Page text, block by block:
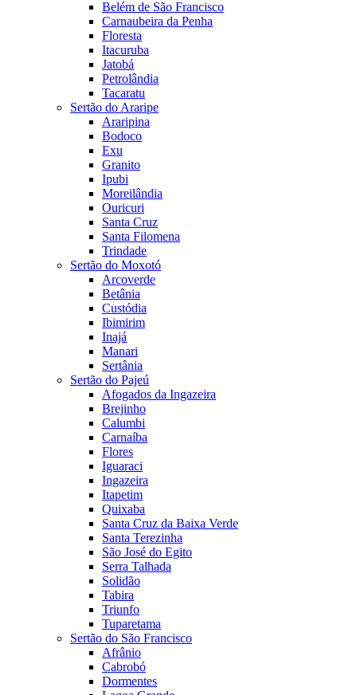
Belém de São Francisco
Carnaubeira da Penha
Floresta
Itacuruba
Jatobá
Petrolândia
Tacaratu
Sertão do Araripe
Araripina
Bodoco
Exu
Granito
Ipubi
Moreilândia
Ouricuri
Santa Cruz
Santa Filomena
Trindade
Sertão do Moxotó
Arcoverde
Betânia
Custódia
Ibimirim
Inajá
Manari
Sertânia
Sertão do Pajeú
Afogados da Ingazeira
Brejinho
Calumbi
Carnaíba
Flores
Iguaraci
Ingazeira
Itapetim
Quixaba
Santa Cruz da Baixa Verde
Santa Terezinha
São José do Egito
Serra Talhada
Solidão
Tabira
Triunfo
Tuparetama
Sertão do São Francisco
Afrânio
Cabrobó
Dormentes